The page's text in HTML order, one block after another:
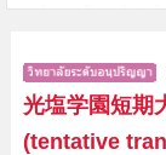
ระดับมหาวิทยาลัย・
translation),ข้อมูลจำ
การสอบคัดเลือกเข้า
คัดเลือกเป็นต้น,แนะน
ค้นหาข้อมูลตามอัธยา
光塩学園短期
(tentative